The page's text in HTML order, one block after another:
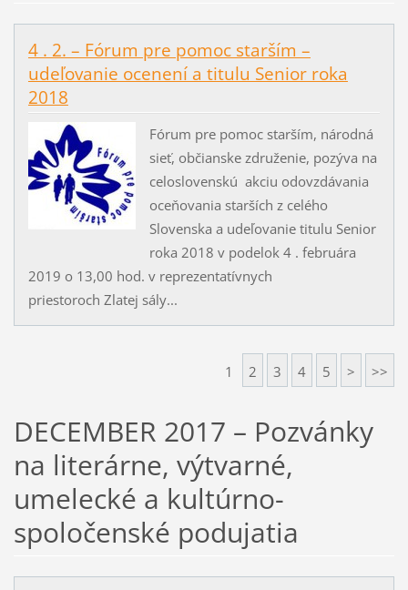
4 . 2. – Fórum pre pomoc starším –
udeľovanie ocenení a titulu Senior roka
2018
Fórum pre pomoc starším, národná
sieť, občianske združenie, pozýva na
celoslovenskú akciu odovzdávania
oceňovania starších z celého
Slovenska a udeľovanie titulu Senior
roka 2018 v podelok 4 . februára
2019 o 13,00 hod. v reprezentatívnych
priestoroch Zlatej sály...
1 2 3 4 5 > >>
DECEMBER 2017 – Pozvánky
na literárne, výtvarné,
umelecké a kultúrno-
spoločenské podujatia